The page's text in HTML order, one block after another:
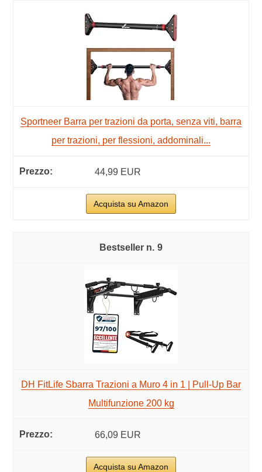
Sportneer Barra per trazioni da porta, senza viti, barra
per trazioni, per flessioni, addominali...
44,99 EUR
Acquista su Amazon
9
DH FitLife Sbarra Trazioni a Muro 4 in 1 | Pull-Up Bar
Multifunzione 200 kg
66,09 EUR
Acquista su Amazon